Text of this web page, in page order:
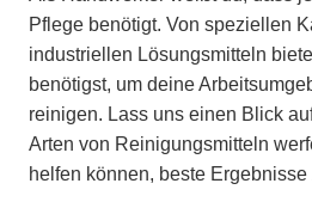
Pflege benötigt. Von speziellen
industriellen Lösungsmitteln
benötigst, um deine
reinigen. Lass uns einen Blick
Arten von Reinigungsmitteln
helfen können, beste